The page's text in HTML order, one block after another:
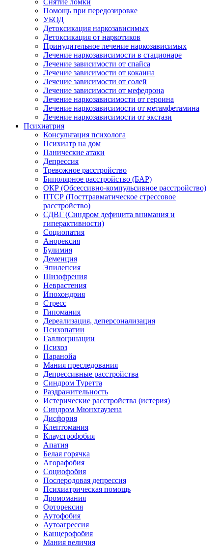
Снятие ломки
Помощь при передозировке
УБОД
Детоксикация наркозависимых
Детоксикация от наркотиков
Принудительное лечение наркозависимых
Лечение наркозависимости в стационаре
Лечение зависимости от спайса
Лечение зависимости от кокаина
Лечение зависимости от солей
Лечение зависимости от мефедрона
Лечение наркозависимости от героина
Лечение наркозависимости от метамфетамина
Лечение наркозависимости от экстази
Психиатрия
Консультация психолога
Психиатр на дом
Панические атаки
Депрессия
Тревожное расстройство
Биполярное расстройство (БАР)
ОКР (Обсессивно-компульсивное расстройство)
ПТСР (Посттравматическое стрессовое
расстройство)
СДВГ (Синдром дефицита внимания и
гиперактивности)
Социопатия
Анорексия
Булимия
Деменция
Эпилепсия
Шизофрения
Неврастения
Ипохондрия
Стресс
Гипомания
Дереализация, деперсонализация
Психопатии
Галлюцинации
Психоз
Паранойа
Мания преследования
Депрессивные расстройства
Синдром Туретта
Раздражительность
Истерические расстройства (истерия)
Синдром Мюнхгаузена
Дисфория
Клептомания
Клаустрофобия
Апатия
Белая горячка
Агорафобия
Социофобия
Послеродовая депрессия
Психиатрическая помощь
Дромомания
Орторексия
Аутофобия
Аутоагрессия
Канцерофобия
Мания величия